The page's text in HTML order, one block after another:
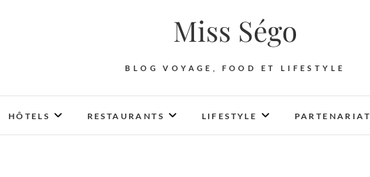
Miss Ségo
BLOG VOYAGE, FOOD ET LIFESTYLE
HÔTELS RESTAURANTS LIFESTYLE PARTENARIAT